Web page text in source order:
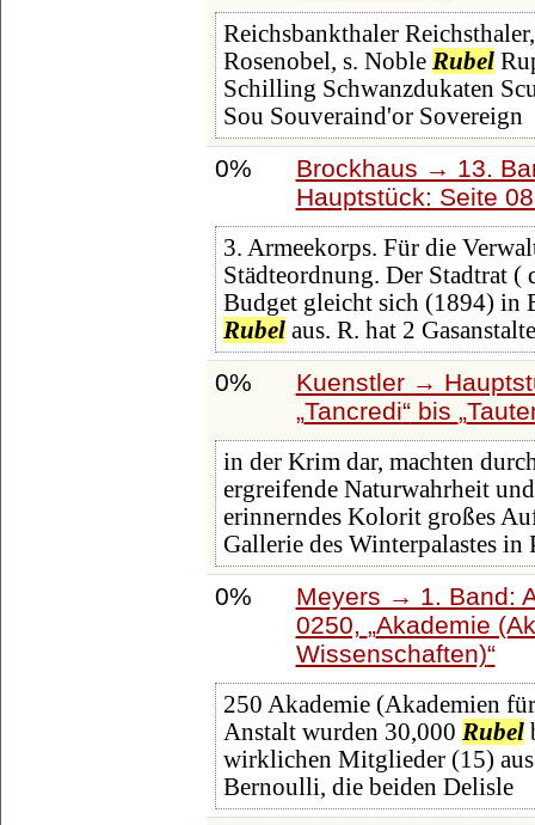
Reichsbankthaler
Rosenobel, s. Noble Rubel
Schilling Schwanzdukaten
Sou Souveraind'or Sovereign
0%
Brockhaus → 13.
Hauptstück: Seite
3. Armeekorps. Für die
Städteordnung. Der Stadtrat (
Budget gleicht sich (1894) in
Rubelaus. R. hat 2
0%
Kuenstler →
Tancredi bis
in der Krim dar, machten
ergreifende Naturwahrheit
erinnerndes Kolorit großes
Gallerie des Winterpalastes in
0%
Meyers → 1. Band:
0250,
Akademie
Wissenschaften)
250 Akademie (Akademien
Anstalt wurden 30,000 Rubel
wirklichen Mitglieder (15)
Bernoulli, die beiden Delisle